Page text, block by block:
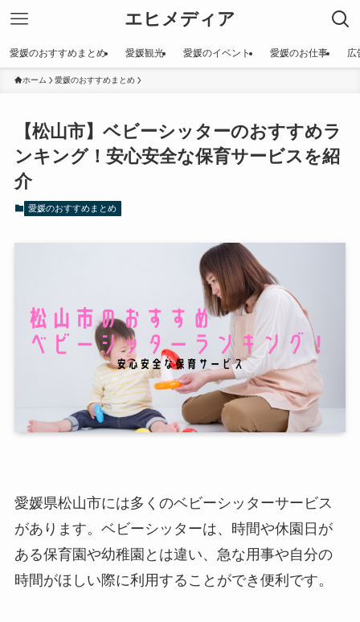
エヒメディア
愛媛のおすすめまとめ 愛媛観光 愛媛のイベント 愛媛のお仕事 広
ホーム 愛媛のおすすめまとめ
【松山市】ベビーシッターのおすすめラ
ンキング！安心安全な保育サービスを紹
介
愛媛のおすすめまとめ
愛媛県松山市には多くのベビーシッターサービス
があります。ベビーシッターは、時間や休園日が
ある保育園や幼稚園とは違い、急な用事や自分の
時間がほしい際に利用することができ便利です。